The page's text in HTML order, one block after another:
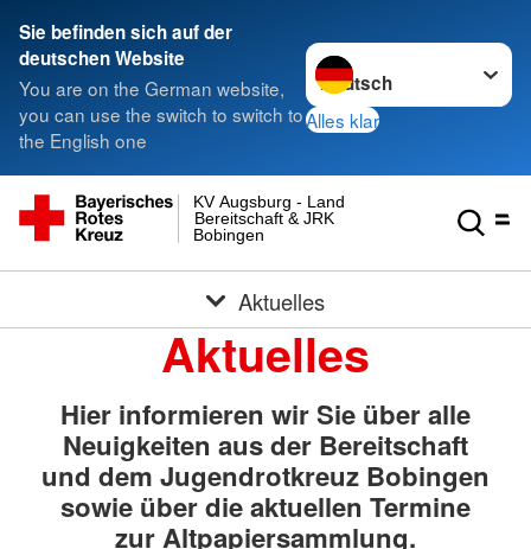
Sie befinden sich auf der
deutschen Website
You are on the German website,
you can use the switch to switch to
the English one
Sprache wechseln zu
Alles klar
Bobingen
Bereitschaft & JRK
KV Augsburg - Land
Aktuelles
Aktuelles
Hier informieren wir Sie über alle
Neuigkeiten aus der Bereitschaft
und dem Jugendrotkreuz Bobingen
sowie über die aktuellen Termine
zur Altpapiersammlung.